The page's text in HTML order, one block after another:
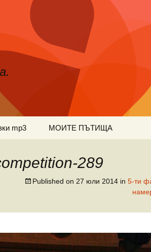
mp3 МОИТЕ ПЪТИЩА
289
Published on 27 юли 2014 in 5-ти